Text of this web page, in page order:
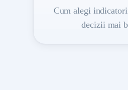
Cum alegi
decizii mai